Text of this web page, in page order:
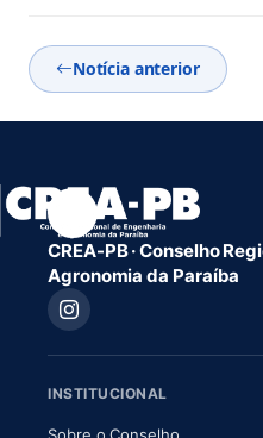
Notícia anterior
CREA-PB · Conselho
Agronomia da Paraíba
INSTITUCIONAL
(abre em